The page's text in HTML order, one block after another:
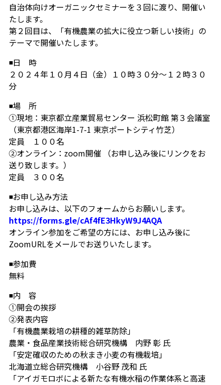
自治体向けオーガニックセミナーを３回に渡り、開催い
たします。
第２回目は、「有機農業の拡大に役立つ新しい技術」の
テーマで開催いたします。
◾️日 時
２０２４年１０月４日（金）１０時３０分〜１２時３０
分
◾️場 所
①現地：東京都立産業貿易センター 浜松町館 第３会議室
（東京都港区海岸1-7-1 東京ポートシティ竹芝）
定員 １００名
②オンライン：zoom開催 （お申し込み後にリンクをお
送り致します。）
定員 ３００名
◾️お申し込み方法
お申し込みは、以下のフォームからお願いします。
https://forms.gle/cAf4fE3HkyW9J4AQA
オンライン参加をご希望の方には、お申し込み後に
ZoomURLをメールでお送りいたします。
◾️参加費
無料
◾️内 容
①開会の挨拶
②発表内容
「有機農業栽培の耕種的雑草防除」
農業・食品産業技術総合研究機構 内野 彰 氏
「安定確収のための秋まき小麦の有機栽培」
北海道立総合研究機構 小谷野 茂和 氏
「アイガモロボによる新たな有機水稲の作業体系と高速